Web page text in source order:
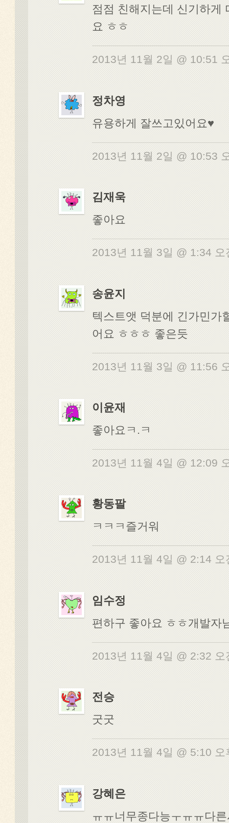
점점 친해지는데 신기하게
요 ㅎㅎ
2013년 11월 2일 @ 10:51
정차영
유용하게 잘쓰고있어요♥
2013년 11월 2일 @ 10:53
김재욱
좋아요
2013년 11월 3일 @ 1:34
송윤지
텍스트앳 덕분에 긴가민가
어요 ㅎㅎㅎ 좋은듯
2013년 11월 3일 @ 11:56
이윤재
좋아요ㅋ.ㅋ
2013년 11월 4일 @ 12:09
황동팔
ㅋㅋㅋ즐거워
2013년 11월 4일 @ 2:14
임수정
편하구 좋아요 ㅎㅎ개발자
2013년 11월 4일 @ 2:32
전승
굿굿
2013년 11월 4일 @ 5:10
강혜은
ㅠㅠ너무종다능ㅜㅠㅠ다